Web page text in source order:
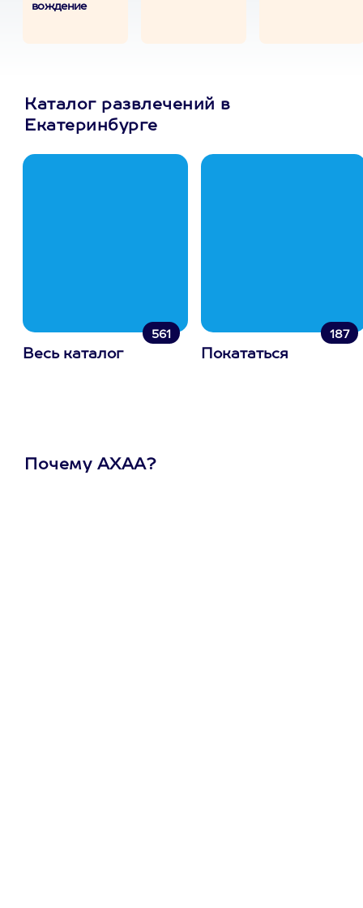
вождение
Каталог развлечений в
Екатеринбурге
561
Весь каталог
187
Покататься
Почему АХАА?